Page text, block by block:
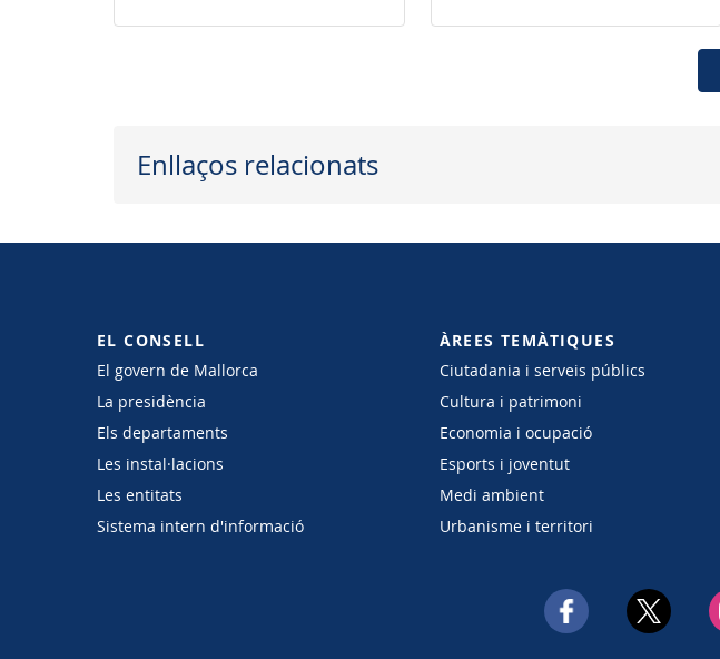
Enllaços relacionats
EL CONSELL
El govern de Mallorca
La presidència
Els departaments
Les instal·lacions
Les entitats
Sistema intern d'informació
ÀREES TEMÀTIQUES
Ciutadania i serveis públics
Cultura i patrimoni
Economia i ocupació
Esports i joventut
Medi ambient
Urbanisme i territori